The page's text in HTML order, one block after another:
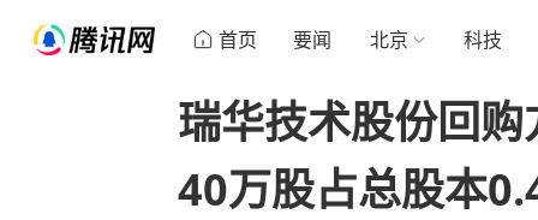
首页 要闻 北京 科技
瑞华技术股份回
40万股占总股本